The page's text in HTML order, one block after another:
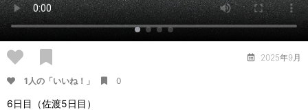
2025年9月
1人の「いいね！」 0
6日目（佐渡5日目）